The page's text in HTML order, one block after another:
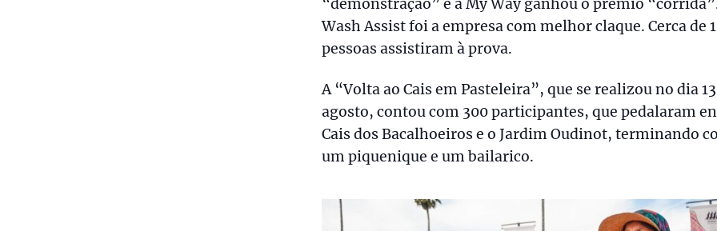
“demonstração” e a My Way ganhou o prémio
Wash Assist foi a empresa com melhor claque. Cerca de
pessoas assistiram à prova.
A “Volta ao Cais em Pasteleira”, que se realizou no dia
agosto, contou com 300 participantes, que pedalaram
Cais dos Bacalhoeiros e o Jardim Oudinot, terminando
um piquenique e um bailarico.